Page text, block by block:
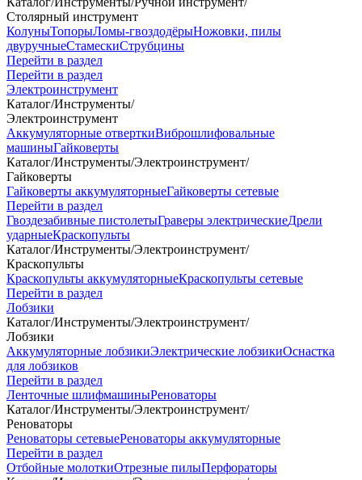
Столярный инструмент
КолуныТопорыЛомы-гвоздодёрыНожовки, пилы
двуручныеСтамескиСтрубцины
Перейти в раздел
Перейти в раздел
Электроинструмент
Каталог/Инструменты/
Электроинструмент
Аккумуляторные отверткиВиброшлифовальные
машиныГайковерты
Каталог/Инструменты/Электроинструмент/
Гайковерты
Гайковерты аккумуляторныеГайковерты сетевые
Перейти в раздел
Гвоздезабивные пистолетыГраверы электрическиеДрели
ударныеКраскопульты
Каталог/Инструменты/Электроинструмент/
Краскопульты
Краскопульты аккумуляторныеКраскопульты сетевые
Перейти в раздел
Лобзики
Каталог/Инструменты/Электроинструмент/
Лобзики
Аккумуляторные лобзикиЭлектрические лобзикиОснастка
для лобзиков
Перейти в раздел
Ленточные шлифмашиныРеноваторы
Каталог/Инструменты/Электроинструмент/
Реноваторы
Реноваторы сетевыеРеноваторы аккумуляторные
Перейти в раздел
Отбойные молоткиОтрезные пилыПерфораторы